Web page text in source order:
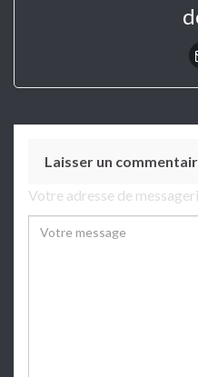
Laisser un
Votre adresse de
Comment